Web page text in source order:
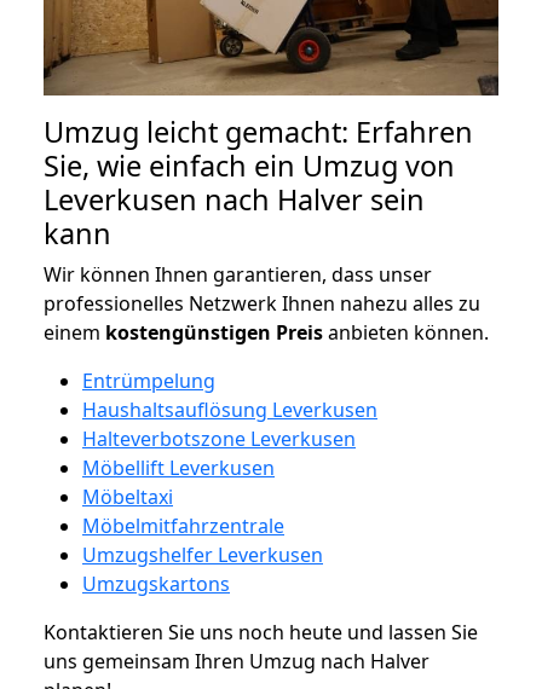
Umzug leicht gemacht: Erfahren
Sie, wie einfach ein Umzug von
Leverkusen nach Halver sein
kann
Wir können Ihnen garantieren, dass unser
professionelles Netzwerk Ihnen nahezu alles zu
einem kostengünstigen Preisanbieten können.
Entrümpelung
Haushaltsauflösung Leverkusen
Halteverbotszone Leverkusen
Möbellift Leverkusen
Möbeltaxi
Möbelmitfahrzentrale
Umzugshelfer Leverkusen
Umzugskartons
Kontaktieren Sie uns noch heute und lassen Sie
uns gemeinsam Ihren Umzug nach Halver